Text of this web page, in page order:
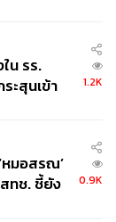
น รร.
ะสุนเข้า
1.2K
หมอสรณ’
ทช. ชี้ยัง
0.9K